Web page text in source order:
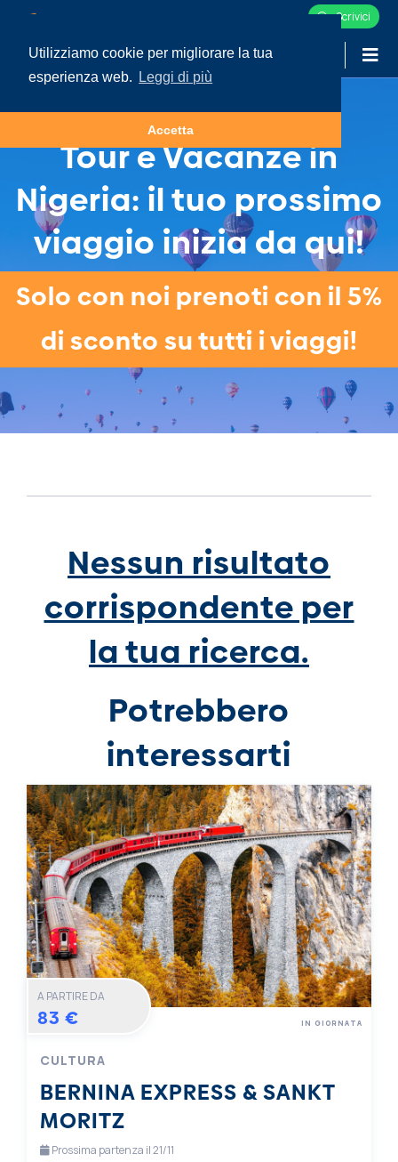
Utilizziamo cookie per migliorare la tua
esperienza web.
Leggi di più
Accetta
Scrivici
Tour e Vacanze in
Nigeria: il tuo prossimo
viaggio inizia da qui!
Solo con noi prenoti con il 5%
di sconto su tutti i viaggi!
Nessun risultato
corrispondente per
la tua ricerca.
Potrebbero
interessarti
A PARTIRE DA
83 €
CULTURA
BERNINA EXPRESS & SANKT
MORITZ
IN GIORNATA
Prossima partenza il 21/11